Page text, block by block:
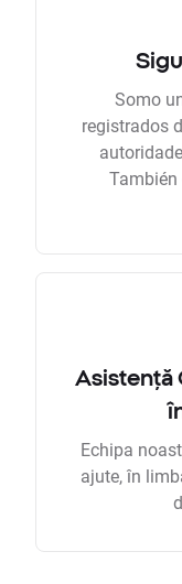
Somo
registrados
Asistență
Echipa
ajute, în